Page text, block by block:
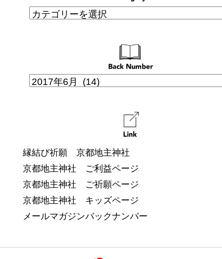
縁結び祈願 京都地主神社
京都地主神社 ご利益ページ
京都地主神社 ご祈願ページ
京都地主神社 キッズページ
メールマガジンバックナンバー